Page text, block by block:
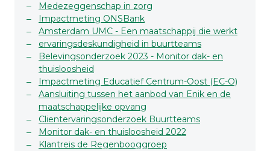
Medezeggenschap in zorg
Impactmeting ONSBank
Amsterdam UMC - Een maatschappij die werkt
ervaringsdeskundigheid in buurtteams
Belevingsonderzoek 2023 - Monitor dak- en
thuisloosheid
Impactmeting Educatief Centrum-Oost (EC-O)
Aansluiting tussen het aanbod van Enik en de
maatschappelijke opvang
Clientervaringsonderzoek Buurtteams
Monitor dak- en thuisloosheid 2022
Klantreis de Regenbooggroep